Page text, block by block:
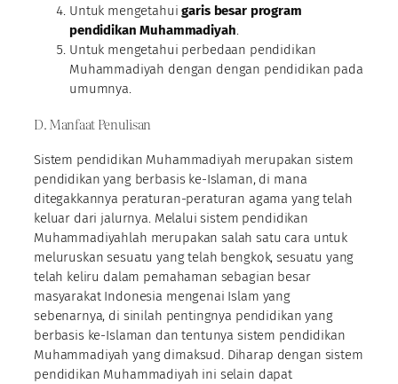
Untuk mengetahuigaris besar program
pendidikan Muhammadiyah.
Untuk mengetahui perbedaan pendidikan
Muhammadiyah dengan dengan pendidikan pada
umumnya.
D. Manfaat Penulisan
Sistem pendidikan Muhammadiyah merupakan sistem
pendidikan yang berbasis ke-Islaman, di mana
ditegakkannya peraturan-peraturan agama yang telah
keluar dari jalurnya. Melalui sistem pendidikan
Muhammadiyahlah merupakan salah satu cara untuk
meluruskan sesuatu yang telah bengkok, sesuatu yang
telah keliru dalam pemahaman sebagian besar
masyarakat Indonesia mengenai Islam yang
sebenarnya, di sinilah pentingnya pendidikan yang
berbasis ke-Islaman dan tentunya sistem pendidikan
Muhammadiyah yang dimaksud. Diharap dengan sistem
pendidikan Muhammadiyah ini selain dapat